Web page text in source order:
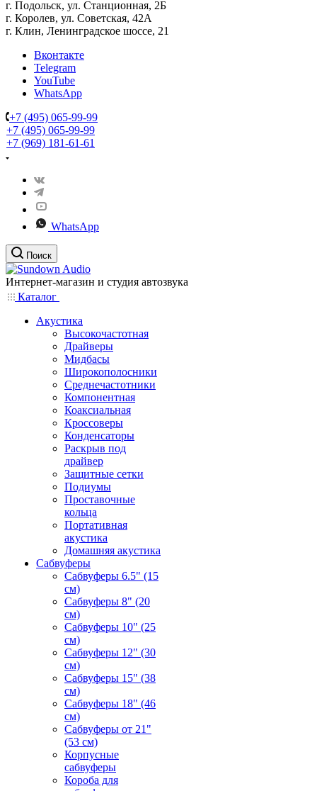
г. Подольск, ул. Станционная, 2Б
г. Королев, ул. Советская, 42А
г. Клин, Ленинградское шоссе, 21
Вконтакте
Telegram
YouTube
WhatsApp
+7 (495) 065-99-99
+7 (495) 065-99-99
+7 (969) 181-61-61
WhatsApp
Поиск
Интернет-магазин и студия автозвука
Каталог
Акустика
Высокочастотная
Драйверы
Мидбасы
Широкополосники
Среднечастотники
Компонентная
Коаксиальная
Кроссоверы
Конденсаторы
Раскрыв под
драйвер
Защитные сетки
Подиумы
Проставочные
кольца
Портативная
акустика
Домашняя акустика
Сабвуферы
Сабвуферы 6.5" (15
см)
Сабвуферы 8" (20
см)
Сабвуферы 10" (25
см)
Сабвуферы 12" (30
см)
Сабвуферы 15" (38
см)
Сабвуферы 18" (46
см)
Сабвуферы от 21"
(53 см)
Корпусные
сабвуферы
Короба для